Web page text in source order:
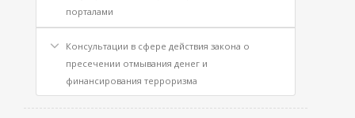
порталами
Консультации в сфере действия закона о
пресечении отмывания денег и
финансирования терроризма